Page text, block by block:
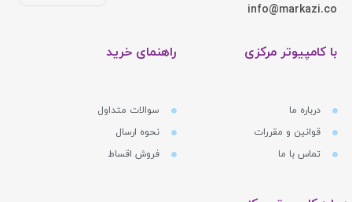
info@markazi.co
با کامپیوتر مرکزی
درباره ما
قوانین و مقررات
تماس با ما
راهنمای خرید
سوالات متداول
نحوه ارسال
فروش اقساط